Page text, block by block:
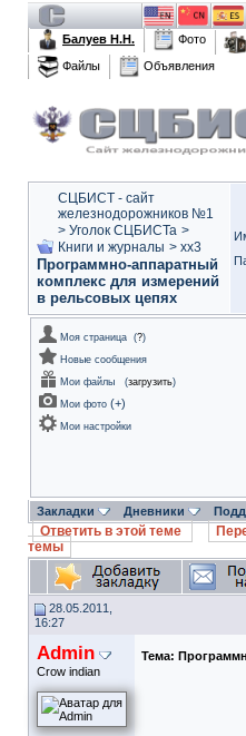
Балуев Н.Н.
Фото
Файлы
Объявления
СЦБИСТ - сайт
железнодорожников №1
> Уголок СЦБИСТа >
Книги и журналы > xx3
Программно-аппаратный
комплекс для измерений
в рельсовых цепях
Моя страница (?)
Новые сообщения
Мои файлы
(загрузить)
Мои фото (+)
Мои настройки
Закладки Дневники
Ответить в этой теме
темы
28.05.2011,
16:27
Admin
Crow indian
Тема: